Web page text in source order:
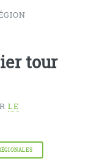
tour
LE